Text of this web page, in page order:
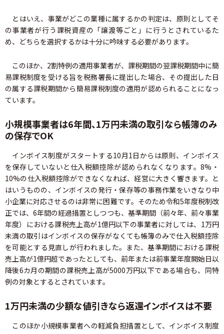
とはいえ、事業がどこの業種に属するかの判定は、原則としてそ
の事業者が行う課税資産の「譲渡等ごと」に行うとされているた
め、どちらを選択するかは十分に吟味する必要があります。
このほか、2割特例の適用事業者が、課税期間の翌課税期間中に簡
易課税制度を受ける旨を税務署長に提出した場合、その提出した日
の属する課税期間から簡易課税制度の適用が認められることになっ
ています。
小規模事業者は6年間、1万円未満の取引なら帳簿のみ
の保存でOK
インボイス制度がスタートする10月1日からは原則、インボイス
を保存していないと仕入税額控除が認められなくなります。8%・
10%の仕入税額控除ができなくなれば、経営に大きく響きます。と
はいうものの、インボイスの発行・保存等の事務作業をいきなり中
小企業に対応させるのは非常に困難です。そのため令和5年度税制改
正では、6年間の経過措置としつつも、基準期間（前々年、前々事業
年度）における課税売上高が1億円以下の事業者に対しては、1万円
未満の取引はインボイスの保存がなくても帳簿のみで仕入税額控除
を可能とする見直しが行われました。また、基準期間における課税
売上高が1億円超であったとしても、前年または前事業年度開始日以
降後6カ月の期間の課税売上高が5000万円以下である場合も、同特
例の対象とするとされています。
1万円未満の少額な値引きなら返還インボイスは不要
このほか小規模事業者への軽減負担措置として、インボイス制度